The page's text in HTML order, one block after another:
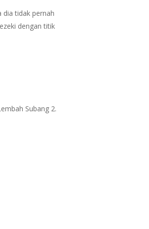
dia tidak pernah
dengan titik
Subang 2.